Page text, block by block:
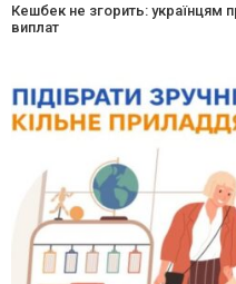
Кешбек не згорить: українцям
виплат